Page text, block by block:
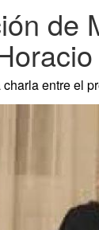
de
entre el